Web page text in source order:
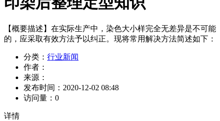
【概要描述】 在实际生产中，染色大小样完全无差异是不可能
的，应采取有效方法予以纠正。现将常用解决方法简述如下：
分类： 行业新闻
作者：
来源：
发布时间： 2020-12-02 08:48
访问量： 0
详情